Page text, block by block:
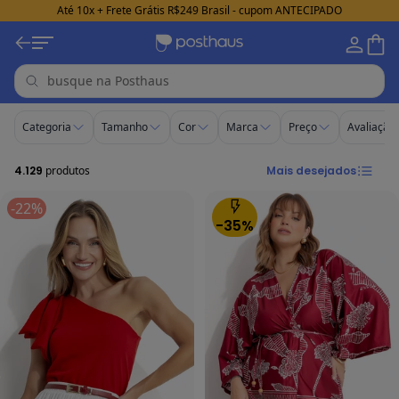
Até 10x + Frete Grátis R$249 Brasil - cupom ANTECIPADO
Categoria Tamanho Cor Marca Preço Avaliação
4.129 produtos Mais desejados
-22%
-35%